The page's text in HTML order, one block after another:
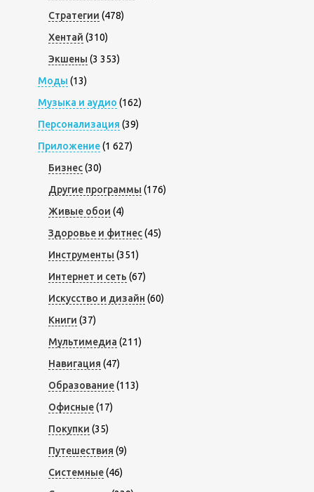
Стратегии (478)
Хентай (310)
Экшены (3 353)
Моды (13)
Музыка и аудио (162)
Персонализация (39)
Приложение(1 627)
Бизнес(30)
Другие программы (176)
Живые обои (4)
Здоровье и фитнес(45)
Инструменты (351)
Интернет и сеть (67)
Искусство и дизайн (60)
Книги (37)
Мультимедиа (211)
Навигация (47)
Образование(113)
Офисные(17)
Покупки (35)
Путешествия (9)
Системные(46)